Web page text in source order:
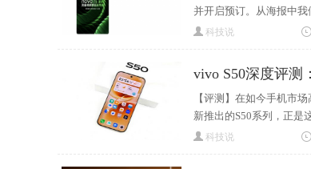
并开启预订。从海报中
科技说
vivo S50深度评测
【评测】在如今手机市
新推出的S50系列，正是
科技说